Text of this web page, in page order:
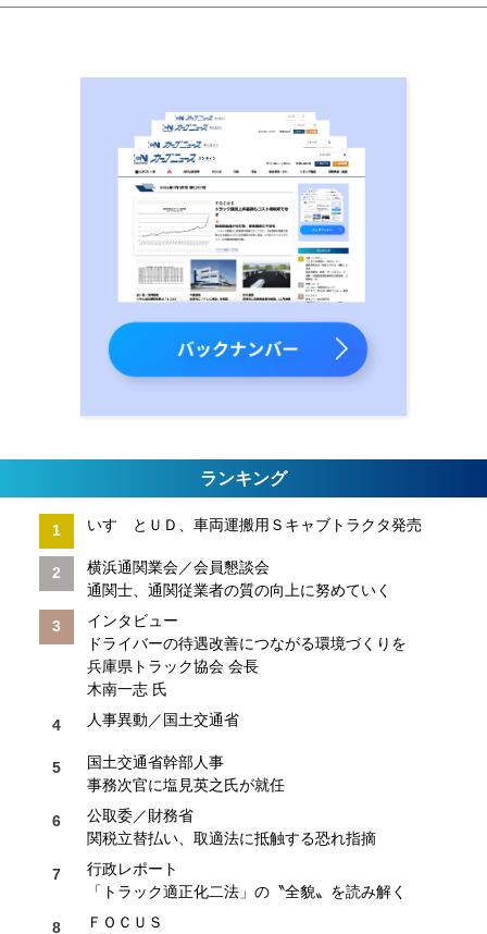
ランキング
いすゞとＵＤ、車両運搬用Ｓキャブトラクタ発売
横浜通関業会／会員懇談会
通関士、通関従業者の質の向上に努めていく
インタビュー
ドライバーの待遇改善につながる環境づくりを
兵庫県トラック協会 会長
木南一志 氏
人事異動／国土交通省
国土交通省幹部人事
事務次官に塩見英之氏が就任
公取委／財務省
関税立替払い、取適法に抵触する恐れ指摘
行政レポート
「トラック適正化二法」の〝全貌〟を読み解く
ＦＯＣＵＳ